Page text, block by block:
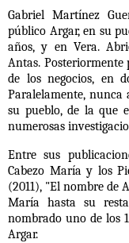
Gabriel Martínez
público Argar, en su
años, y en Vera.
Antas. Posteriormente
de los negocios, en
Paralelamente,
su pueblo, de la que
numerosas
Entre sus
Cabezo María y los
(2011), "El nombre de
María hasta su
nombrado uno de los
Argar.